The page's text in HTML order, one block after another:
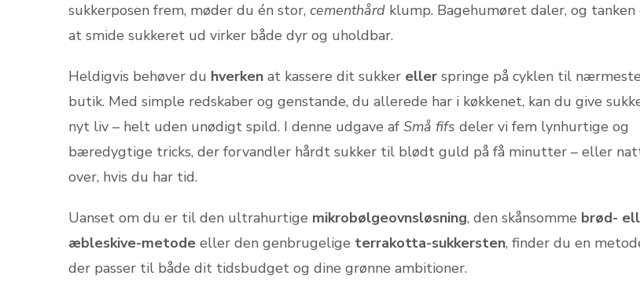
sukkerposen frem, møder du én stor, cementhård klump. Bagehumøret daler, og tanken
at smide sukkeret ud virker både dyr og uholdbar.
Heldigvis behøver du hverken at kassere dit sukker eller springe på cyklen til nærmeste
butik. Med simple redskaber og genstande, du allerede har i køkkenet, kan du give
nyt liv – helt uden unødigt spild. I denne udgave af Små fifs deler vi fem lynhurtige og
bæredygtige tricks, der forvandler hårdt sukker til blødt guld på få minutter – eller
over, hvis du har tid.
Uanset om du er til den ultrahurtige mikrobølgeovnsløsning, den skånsomme brød-
æbleskive-metode eller den genbrugelige terrakotta-sukkersten, finder du en
der passer til både dit tidsbudget og dine grønne ambitioner.